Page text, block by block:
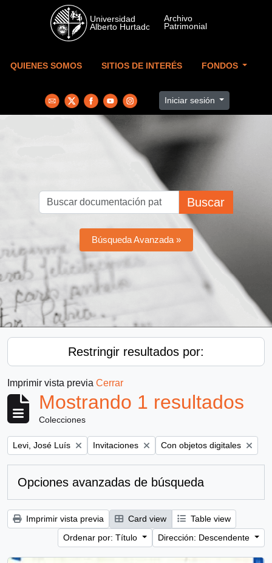
Skip to main content
QUIENES SOMOS SITIOS DE INTERÉS FONDOS
Iniciar sesión
Buscar
Búsqueda Avanzada »
Restringir resultados por:
Imprimir vista previa Cerrar
Mostrando 1 resultados
Colecciones
Remove filter:
Levi, José Luís Remove filter:
Invitaciones Remove filter:
Con objetos digitales
Opciones avanzadas de búsqueda
Imprimir vista previa Card view
Table view
Ordenar por: Título
Dirección: Descendente